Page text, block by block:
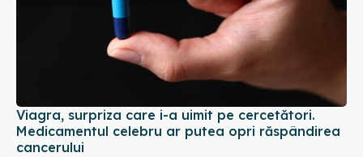
Viagra, surpriza care i-a uimit pe cercetători.
Medicamentul celebru ar putea opri răspândirea
cancerului